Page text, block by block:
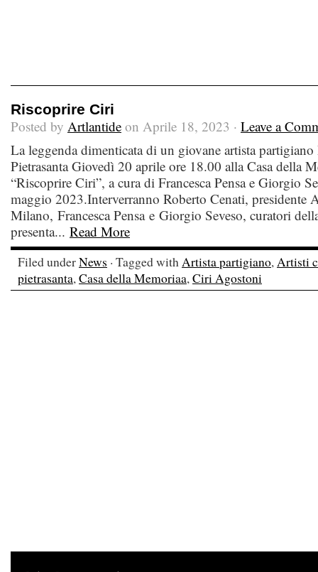
Riscoprire Ciri
Posted by Artlantide on Aprile 18, 2023 · Leave a
La leggenda dimenticata di un giovane artista
Pietrasanta Giovedì 20 aprile ore 18.00 alla Casa della
“Riscoprire Ciri”, a cura di Francesca Pensa e Giorgio
maggio 2023.Interverranno Roberto Cenati, presidente
Milano, Francesca Pensa e Giorgio Seveso, curatori
presenta... Read More
Filed underNews · Tagged withArtista partigiano,Artisti
pietrasanta,Casa della Memoriaa,Ciri Agostoni